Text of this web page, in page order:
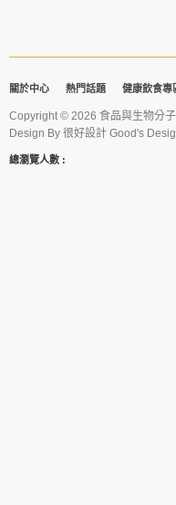
關於中心 熱門話題 健康飲食專
Copyright © 2026 食品與生物分
Design By 很好設計 Good's
總瀏覽人數 :